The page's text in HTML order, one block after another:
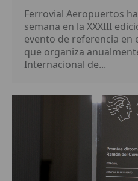
Ferrovial Aeropuertos
semana en la XXXIII
evento de referencia en
que organiza
Internacional de...